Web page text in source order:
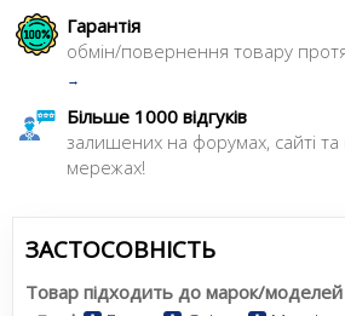
Гарантія
обмін/повернення товару
→
Більше 1000 відгуків
залишених на форумах, сайті
мережах!
ЗАСТОСОВНІСТЬ
Товар підходить до марок/моделей